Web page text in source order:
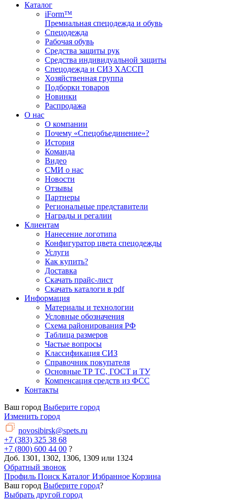
Каталог
iForm™
Премиальная спецодежда и обувь
Спецодежда
Рабочая обувь
Средства защиты рук
Средства индивидуальной защиты
Спецодежда и СИЗ ХАССП
Хозяйственная группа
Подборки товаров
Новинки
Распродажа
О нас
О компании
Почему «Спецобъединение»?
История
Команда
Видео
СМИ о нас
Новости
Отзывы
Партнеры
Региональные представители
Награды и регалии
Клиентам
Нанесение логотипа
Конфигуратор цвета спецодежды
Услуги
Как купить?
Доставка
Скачать прайс-лист
Скачать каталоги в pdf
Информация
Материалы и технологии
Условные обозначения
Схема районирования РФ
Таблица размеров
Частые вопросы
Классификация СИЗ
Справочник покупателя
Основные ТР ТС, ГОСТ и ТУ
Компенсация средств из ФСС
Контакты
Ваш город Выберите город
Изменить город
novosibirsk@spets.ru
+7 (383) 325 38 68
+7 (800) 600 44 00 ?
Доб. 1301, 1302, 1306, 1309 или 1324
Обратный звонок
Профиль Поиск Каталог Избранное Корзина
Ваш город Выберите город?
Выбрать другой город